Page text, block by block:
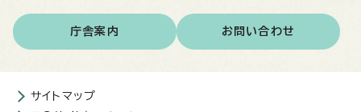
庁舎案内 お問い合わせ
サイトマップ